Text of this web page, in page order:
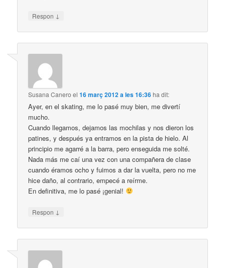
Respon ↓
Susana Canero el16 març 2012 a les 16:36ha dit:
Ayer, en el skating, me lo pasé muy bien, me divertí
mucho.
Cuando llegamos, dejamos las mochilas y nos dieron los
patines, y después ya entramos en la pista de hielo. Al
principio me agarré a la barra, pero enseguida me solté.
Nada más me caí una vez con una compañera de clase
cuando éramos ocho y fuimos a dar la vuelta, pero no me
hice daño, al contrario, empecé a reírme.
En definitiva, me lo pasé ¡genial!
Respon ↓